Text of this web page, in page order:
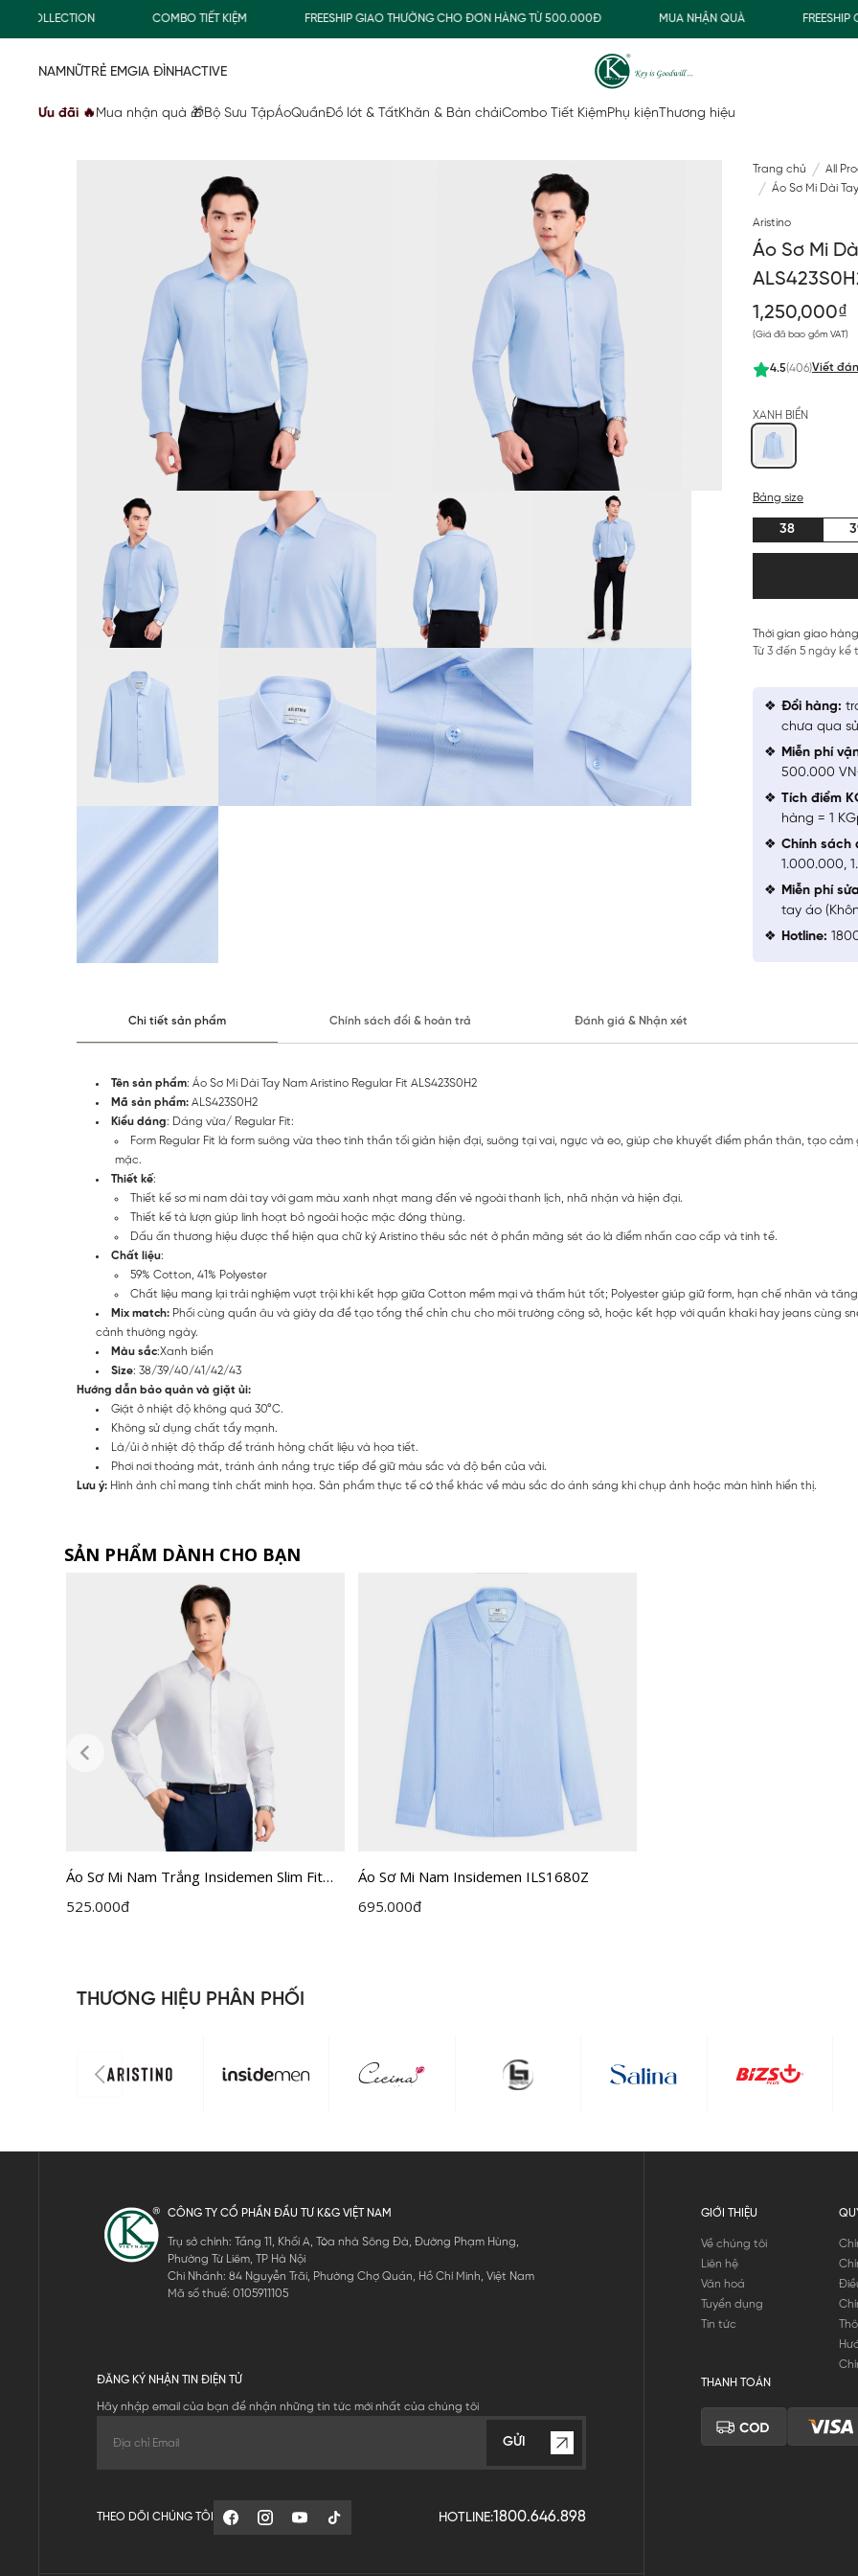
FREESHIP GIAO THƯỜNG CHO ĐƠN HÀNG TỪ 500.000Đ MUA NHẬN QUÀ FREESHIP GIAO THƯỜNG CHO ĐƠN HÀNG TỪ 500.000Đ
NAMNỮTRẺ EMGIA ĐÌNHACTIVE
Ưu đãi 🔥Mua nhận quà 🎁Bộ Sưu TậpÁoQuầnĐồ lót & TấtKhăn & Bàn chảiCombo Tiết KiệmPhụ kiện Thương hiệu
Trang chủ
All
Áo Sơ Mi Dài
Aristino
Áo Sơ Mi
1,250,000₫
(Giá đã bao gồm VAT)
4.5(406)Viết
XANH BIỂN
Bảng size
38
Thời gian giao
Từ 3 đến 5 ngày
Đổi hàng:
chưa qua
Miễn phí
500.000
Tích điểm
hàng = 1
Chính sách
1.000.000,
Miễn phí
tay áo
Hotline:
Chi tiết sản phẩm Chính sách đổi & hoàn trả Đánh giá & Nhận xét
Tên sản phẩm: Áo Sơ Mi Dài Tay Nam Aristino Regular Fit ALS423S0H2
Mã sản phẩm: ALS423S0H2
Kiểu dáng: Dáng vừa/ Regular Fit:
Form Regular Fit là form suông vừa theo tinh thần tối giản hiện đại, suông tại vai, ngực và eo, giúp che khuyết điểm phần thân, tạo
mặc.
Thiết kế:
Thiết kế sơ mi nam dài tay với gam màu xanh nhạt mang đến vẻ ngoài thanh lịch, nhã nhặn và hiện đại.
Thiết kế tà lượn giúp linh hoạt bỏ ngoài hoặc mặc đóng thùng.
Dấu ấn thương hiệu được thể hiện qua chữ ký Aristino thêu sắc nét ở phần măng sét áo là điểm nhấn cao cấp và tinh tế.
Chất liệu:
59% Cotton, 41% Polyester
Chất liệu mang lại trải nghiệm vượt trội khi kết hợp giữa Cotton mềm mại và thấm hút tốt; Polyester giúp giữ form, hạn chế nhăn và
Mix match: Phối cùng quần âu và giày da để tạo tổng thể chỉn chu cho môi trường công sở, hoặc kết hợp với quần khaki hay jeans cùng
cảnh thường ngày.
Màu sắc:Xanh biển
Size: 38/39/40/41/42/43
Hướng dẫn bảo quản và giặt ủi:
Giặt ở nhiệt độ không quá 30°C.
Không sử dụng chất tẩy mạnh.
Là/ủi ở nhiệt độ thấp để tránh hỏng chất liệu và họa tiết.
Phơi nơi thoáng mát, tránh ánh nắng trực tiếp để giữ màu sắc và độ bền của vải.
Lưu ý: Hình ảnh chỉ mang tính chất minh họa. Sản phẩm thực tế có thể khác về màu sắc do ánh sáng khi chụp ảnh hoặc màn hình hiển thị.
SẢN PHẨM DÀNH CHO BẠN
Áo Sơ Mi Nam Trắng Insidemen Slim Fit
ILS158F0H0
525.000đ
Áo Sơ Mi Nam Insidemen ILS1680Z
695.000đ
THƯƠNG HIỆU PHÂN PHỐI
CÔNG TY CỔ PHẦN ĐẦU TƯ K&G VIỆT NAM
Trụ sở chính: Tầng 11, Khối A, Tòa nhà Sông Đà, Đường Phạm Hùng,
Phường Từ Liêm, TP Hà Nội
Chi Nhánh: 84 Nguyễn Trãi, Phường Chợ Quán, Hồ Chí Minh, Việt Nam
Mã số thuế: 0105911105
ĐĂNG KÝ NHẬN TIN ĐIỆN TỬ
Hãy nhập email của bạn để nhận những tin tức mới nhất của chúng tôi
GỬI
THEO DÕI CHÚNG TÔI HOTLINE:1800.646.898
GIỚI THIỆU
Về chúng tôi
Liên hệ
Văn hoá
Tuyển dụng
Tin tức
THANH TOÁN